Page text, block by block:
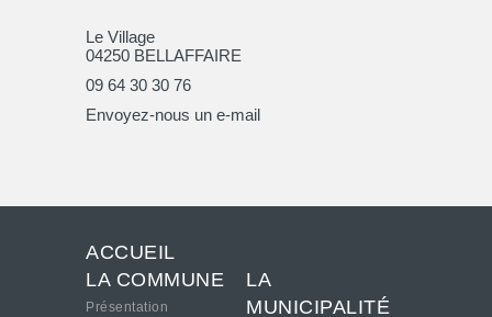
Le Village
04250 BELLAFFAIRE
09 64 30 30 76
Envoyez-nous un e-mail
ACCUEIL
LA COMMUNE
Présentation
LA
MUNICIPALITÉ